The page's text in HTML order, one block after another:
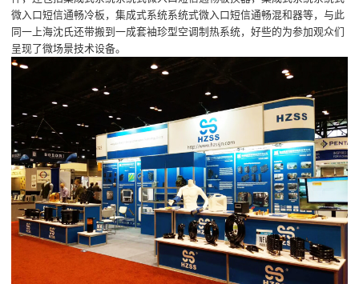
微入口短信通畅冷板，集成式系统系统式微入口短信通畅混和器等，与此
同一上海沈氏还带搬到一成套袖珍型空调制热系统，好些的为参加观众们
呈现了微场景技术设备。